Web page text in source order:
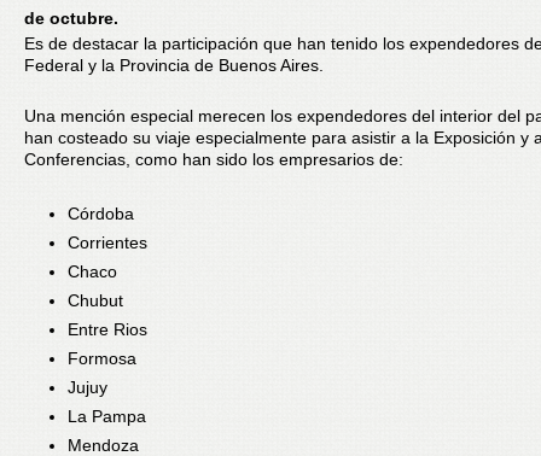
de octubre.
Es de destacar la participación que han tenido los expendedores
Federal y la Provincia de Buenos Aires.
Una mención especial merecen los expendedores del interior del
han costeado su viaje especialmente para asistir a la Exposición y
Conferencias, como han sido los empresarios de:
Córdoba
Corrientes
Chaco
Chubut
Entre Rios
Formosa
Jujuy
La Pampa
Mendoza